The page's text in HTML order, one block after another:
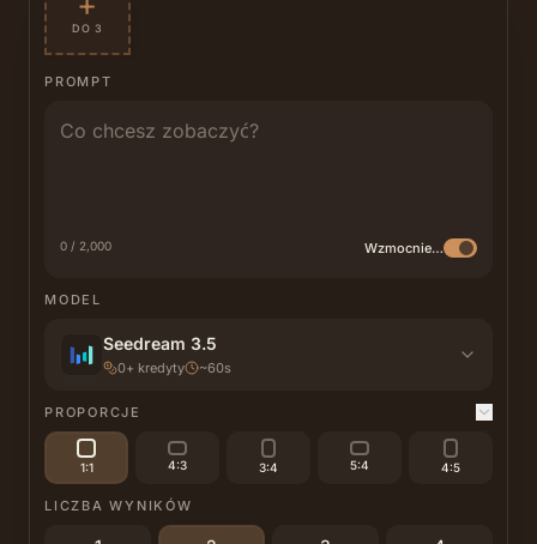
DO 3
PROMPT
0 / 2,000 Wzmocnienie AI
MODEL
Seedream 3.5
0+ kredyty ~60s
PROPORCJE
1:1 4:3 3:4 5:4 4:5
LICZBA WYNIKÓW